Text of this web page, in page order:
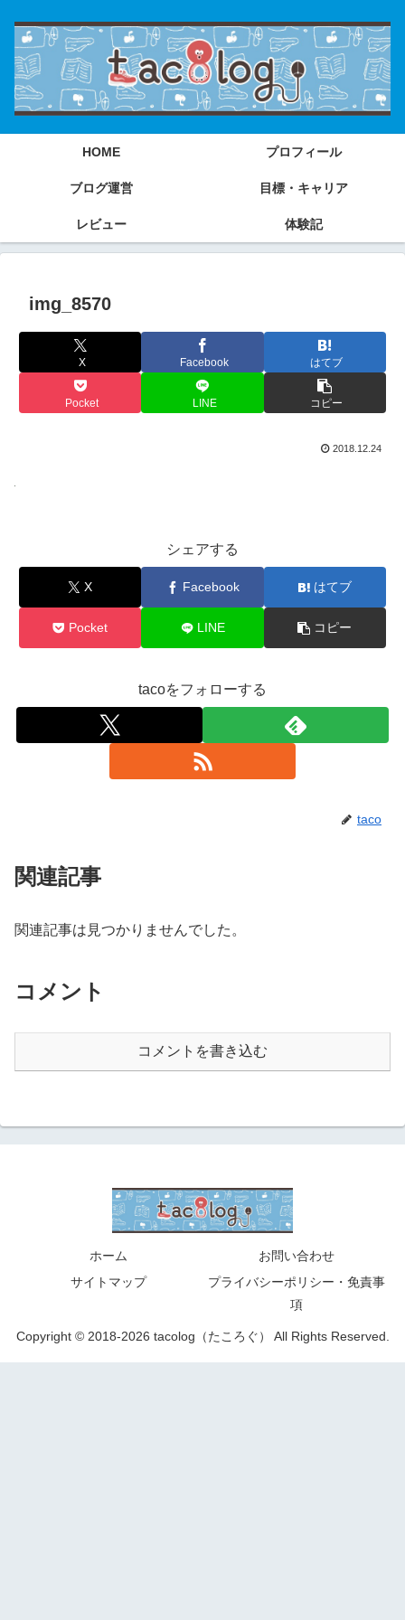
HOME プロフィール
ブログ運営 目標・キャリア
レビュー 体験記
img_8570
X Facebook はてブ
Pocket LINE コピー
2018.12.24
シェアする
X Facebook はてブ
Pocket LINE コピー
tacoをフォローする
taco
関連記事
関連記事は見つかりませんでした。
コメント
コメントを書き込む
ホーム
お問い合わせ
サイトマップ
プライバシーポリシー・免責事
項
Copyright © 2018-2026 tacolog（たころぐ） All Rights Reserved.